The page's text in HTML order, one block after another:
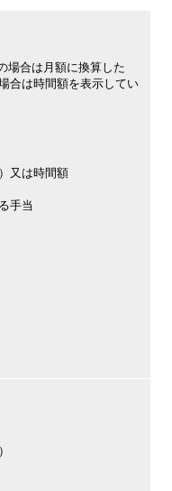
場合は月額に換算した
合は時間額を表示してい
又は時間額
手当